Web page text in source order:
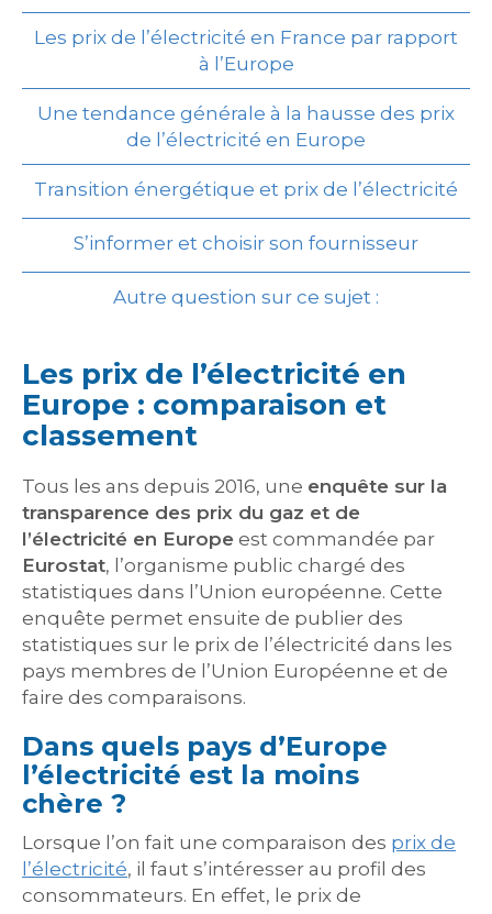
Les prix de l’électricité en France par rapport
à l’Europe
Une tendance générale à la hausse des prix
de l’électricité en Europe
Transition énergétique et prix de l’électricité
S’informer et choisir son fournisseur
Autre question sur ce sujet :
Les prix de l’électricité en
Europe : comparaison et
classement
Tous les ans depuis 2016, une enquête sur la
transparence des prix du gaz et de
l’électricité en Europe est commandée par
Eurostat, l’organisme public chargé des
statistiques dans l’Union européenne. Cette
enquête permet ensuite de publier des
statistiques sur le prix de l’électricité dans les
pays membres de l’Union Européenne et de
faire des comparaisons.
Dans quels pays d’Europe
l’électricité est la moins
chère ?
Lorsque l’on fait une comparaison des prix de
l’électricité, il faut s’intéresser au profil des
consommateurs. En effet, le prix de